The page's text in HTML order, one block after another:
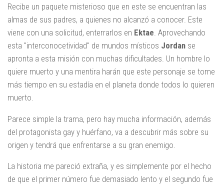
Recibe un paquete misterioso que en este se encuentran las
almas de sus padres, a quienes no alcanzó a conocer. Este
viene con una solicitud, enterrarlos en Ektae . Aprovechando
esta "interconocetividad" de mundos místicos Jordan se
apronta a esta misión con muchas dificultades. Un hombre lo
quiere muerto y una mentira harán que este personaje se tome
más tiempo en su estadía en el planeta donde todos lo quieren
muerto.
Parece simple la trama, pero hay mucha información, además
del protagonista gay y huérfano, va a descubrir más sobre su
origen y tendrá que enfrentarse a su gran enemigo.
La historia me pareció extraña, y es simplemente por el hecho
de que el primer número fue demasiado lento y el segundo fue